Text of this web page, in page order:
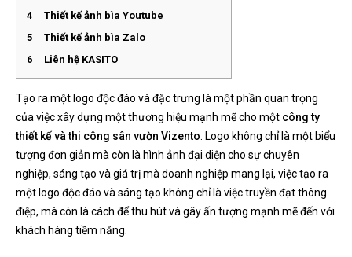
4
Thiết kế ảnh bìa Youtube
5
Thiết kế ảnh bìa Zalo
6
Liên hệ KASITO
Tạo ra một logo độc đáo và đặc trưng là một phần quan trọng
của việc xây dựng một thương hiệu mạnh mẽ cho một công ty
thiết kế và thi công sân vườn Vizento . Logo không chỉ là một biểu
tượng đơn giản mà còn là hình ảnh đại diện cho sự chuyên
nghiệp, sáng tạo và giá trị mà doanh nghiệp mang lại, việc tạo ra
một logo độc đáo và sáng tạo không chỉ là việc truyền đạt thông
điệp, mà còn là cách để thu hút và gây ấn tượng mạnh mẽ đến với
khách hàng tiềm năng.